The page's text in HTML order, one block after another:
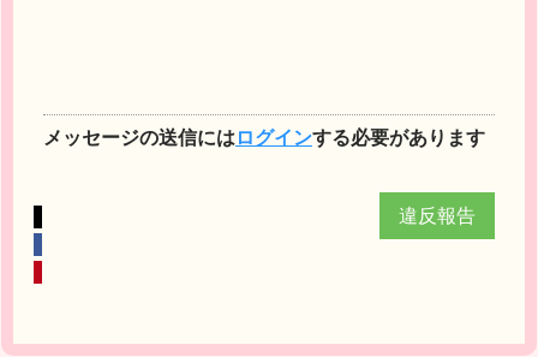
メッセージの送信にはログインする必要があります
違反報告